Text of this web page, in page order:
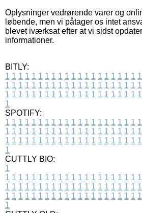
Oplysninger vedrørende varer og
løbende, men vi påtager os intet
blevet iværksat efter at vi sidst
informationer.
BITLY:
1 1 1 1 1 1 1 1 1 1 1 1 1 1 1 1 1 1 1 1 1
1 1 1 1 1 1 1 1 1 1 1 1 1 1 1 1 1 1 1 1 1
1 1 1 1 1 1 1 1 1 1 1 1 1 1 1 1 1 1 1 1 1
1
SPOTIFY:
1 1 1 1 1 1 1 1 1 1 1 1 1 1 1 1 1 1 1 1 1
1 1 1 1 1 1 1 1 1 1 1 1 1 1 1 1 1 1 1 1 1
1 1 1 1 1 1 1 1 1 1 1 1 1 1 1 1 1 1 1 1 1
1
CUTTLY BIO:
1
1 1 1 1 1 1 1 1 1 1 1 1 1 1 1 1 1 1 1 1 1
1 1 1 1 1 1 1 1 1 1 1 1 1 1 1 1 1 1 1 1 1
1 1 1 1 1 1 1 1 1 1 1 1 1 1 1 1 1 1 1 1 1
1